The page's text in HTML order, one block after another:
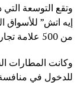
وتقع التوسعة
من 500 علامة تجارية عالمية ومحلية، عبر 35 متجرا ومعرضا.
وكانت المطارات
للدخول في منافسة